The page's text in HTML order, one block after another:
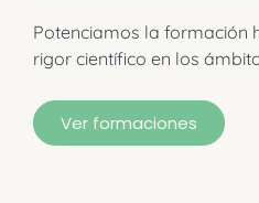
Potenciamos la formación
rigor científico en los
Ver formaciones